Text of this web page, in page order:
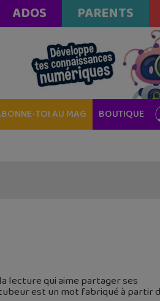
ADOS PARENTS
TOI AU MAG BOUTIQUE
lecture qui aime partager ses
est un mot fabriqué à partir